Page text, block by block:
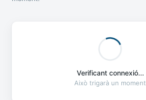
Verificant connexió...
Això trigarà un moment